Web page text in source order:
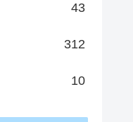
43
312
10